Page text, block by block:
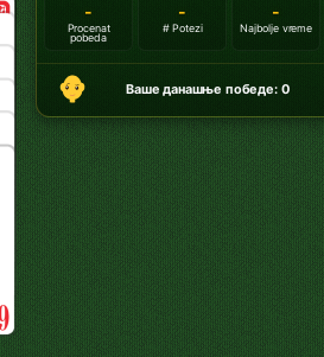
-
Procenat
pobeda
-
# Potezi
-
Najbolje vreme
Ваше данашње победе: 0